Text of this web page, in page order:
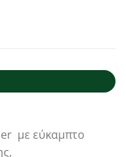
με εύκαμπτο